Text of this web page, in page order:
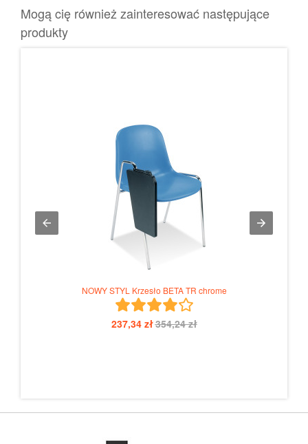
Mogą cię również zainteresować następujące
produkty
NOWY STYL Krzesło BETA TR chrome
237,34 zł354,24 zł